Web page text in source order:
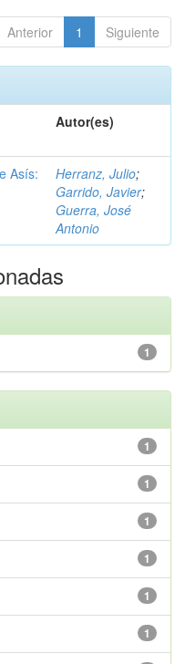
Anterior 1 Siguiente
Autor(es)
Asís:
Herranz, Julio;
Garrido, Javier;
Guerra, José
Antonio
1
1
1
1
1
1
1